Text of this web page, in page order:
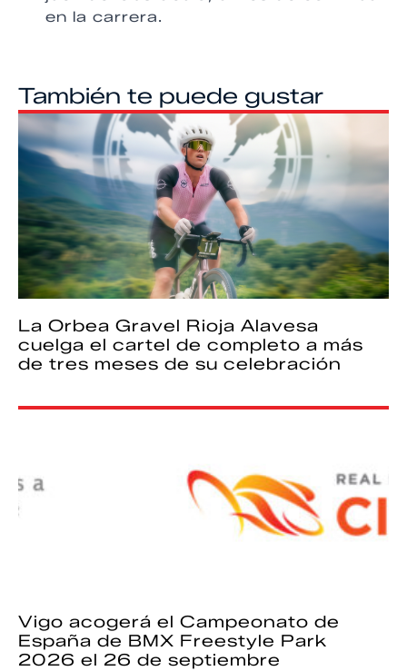
en la carrera.
También te puede gustar
La Orbea Gravel Rioja Alavesa
cuelga el cartel de completo a más
de tres meses de su celebración
Vigo acogerá el Campeonato de
España de BMX Freestyle Park
2026 el 26 de septiembre